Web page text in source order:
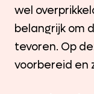
wel
belangrijk om
tevoren. Op
voorbereid en